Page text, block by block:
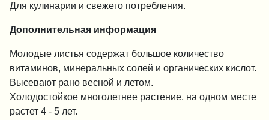
Для кулинарии и свежего потребления.
Дополнительная информация
Молодые листья содержат большое количество
витаминов, минеральных солей и органических кислот.
Высевают рано весной и летом.
Холодостойкое многолетнее растение, на одном месте
растет 4 - 5 лет.